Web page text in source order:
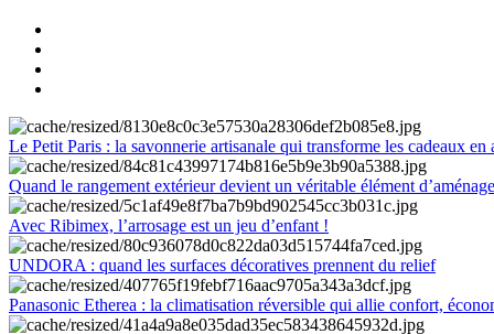
Le Petit Paris : la savonnerie artisanale qui transforme les cadeaux en
Quand le rangement extérieur devient un véritable élément
Avec Ribimex, l’arrosage est un jeu d’enfant !
UNDORA : quand les surfaces décoratives prennent du relief
Panasonic Etherea : la climatisation réversible qui allie confort,